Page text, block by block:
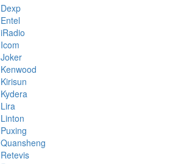
Dexp
Entel
iRadio
Icom
Joker
Kenwood
Kirisun
Kydera
Lira
Linton
Puxing
Quansheng
Retevis